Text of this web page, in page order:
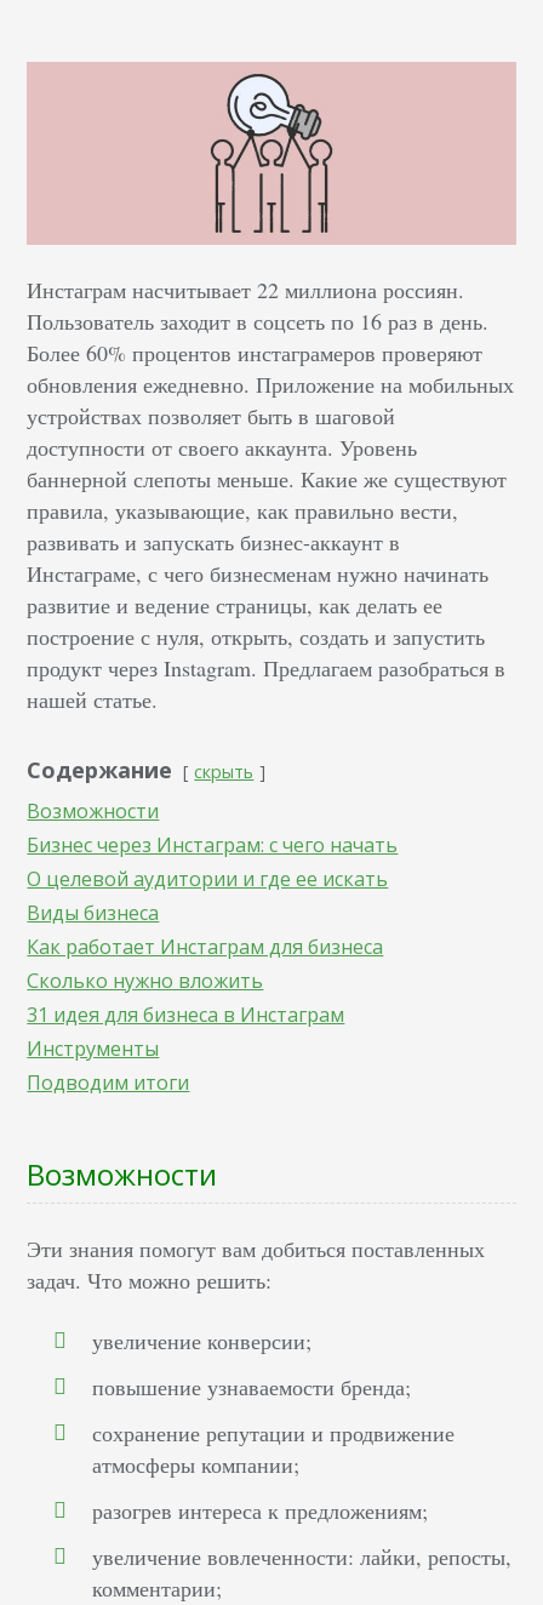
Инстаграм насчитывает 22 миллиона россиян.
Пользователь заходит в соцсеть по 16 раз в день.
Более 60% процентов инстаграмеров проверяют
обновления ежедневно. Приложение на мобильных
устройствах позволяет быть в шаговой
доступности от своего аккаунта. Уровень
баннерной слепоты меньше.Какие же существуют
правила, указывающие, как правильно вести,
развивать и запускать бизнес-аккаунт в
Инстаграме, с чего бизнесменам нужно начинать
развитие и ведение страницы, как делать ее
построение с нуля, открыть, создать и запустить
продукт через Instagram. Предлагаем разобраться в
нашей статье.
Содержание скрыть
Возможности
Бизнес через Инстаграм: с чего начать
О целевой аудитории и где ее искать
Виды бизнеса
Как работает Инстаграм для бизнеса
Сколько нужно вложить
31 идея для бизнеса в Инстаграм
Инструменты
Подводим итоги
Возможности
Эти знания помогут вам добиться поставленных
задач. Что можно решить:
увеличение конверсии;
повышение узнаваемости бренда;
сохранение репутации и продвижение
атмосферы компании;
разогрев интереса к предложениям;
увеличение вовлеченности: лайки, репосты,
комментарии;